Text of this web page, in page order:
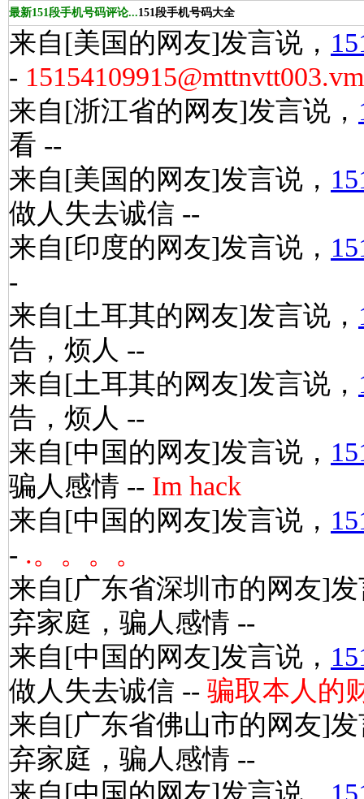
最新151段手机号码评论...151段手机号码大全
来自[美国的网友]发言说，
-
来自[浙江省的网友]发言说，
看 --
来自[美国的网友]发言说，
做人失去诚信 --
来自[印度的网友]发言说，
-
来自[土耳其的网友]发言说，
告，烦人 --
来自[土耳其的网友]发言说，
告，烦人 --
来自[中国的网友]发言说，
骗人感情 -- Im hack
来自[中国的网友]发言说，
- .。。。。
来自[广东省深圳市的网友]
弃家庭，骗人感情 --
来自[中国的网友]发言说，
做人失去诚信 -- 骗取本人的
来自[广东省佛山市的网友]
弃家庭，骗人感情 --
来自[中国的网友]发言说，